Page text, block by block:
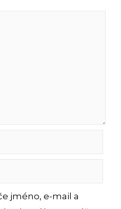
jméno, e-mail a